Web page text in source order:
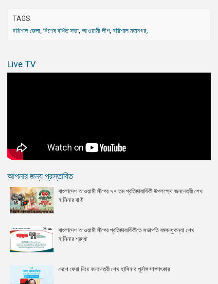
TAGS:
বরিশাল জেলা, বিশেষ বর্ধিত সভা, আওয়ামী লীগ, বরিশাল মহানগর,
Live TV
আপনার জন্য প্রস্তাবিত
বাংলাদেশ আওয়ামী লীগের ৭৭ তম প্রতিষ্ঠাবার্ষিকী উপলক্ষ্যে জননেত্রী শেখ
হাসিনার বাণী
বাংলাদেশ আওয়ামী লীগের প্রতিষ্ঠাবার্ষিকীতে সভাপতি বঙ্গবন্ধুকন্যা শেখ
হাসিনার শ্রদ্ধা
দেশে ফেরা নিয়ে জননেত্রী শেখ হাসিনার পূর্নাঙ্গ সাক্ষাৎকার